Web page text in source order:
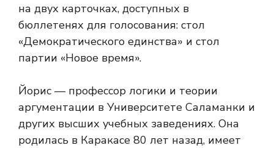
на двух карточках, доступных в
бюллетенях для голосования: стол
«Демократического единства» и стол
партии «Новое время».
Йорис — профессор логики и теории
аргументации в Университете Саламанки и
других высших учебных заведениях. Она
родилась в Каракасе 80 лет назад, имеет